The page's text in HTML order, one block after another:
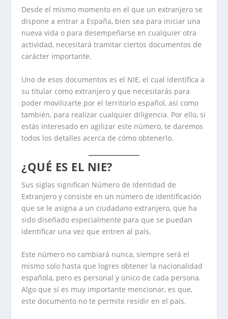
Desde el mismo momento en el que un extranjero se
dispone a entrar a España, bien sea para iniciar una
nueva vida o para desempeñarse en cualquier otra
actividad, necesitará tramitar ciertos documentos de
carácter importante.
Uno de esos documentos es el NIE, el cual identifica a
su titular como extranjero y que necesitarás para
poder movilizarte por el territorio español, así como
también, para realizar cualquier diligencia. Por ello, si
estás interesado en agilizar este número, te daremos
todos los detalles acerca de cómo obtenerlo.
¿QUÉ ES EL NIE?
Sus siglas significan Número de Identidad de
Extranjero y consiste en un número de identificación
que se le asigna a un ciudadano extranjero, que ha
sido diseñado especialmente para que se puedan
identificar una vez que entren al país.
Este número no cambiará nunca, siempre será el
mismo solo hasta que logres obtener la nacionalidad
española, pero es personal y único de cada persona.
Algo que sí es muy importante mencionar, es que,
este documento no te permite residir en el país.